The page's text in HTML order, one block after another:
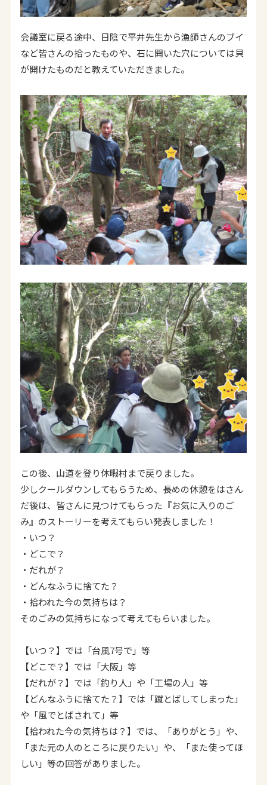
会議室に戻る途中、日陰で平井先生から漁師さんのブイ
など皆さんの拾ったものや、石に開いた穴については貝
が開けたものだと教えていただきました。
この後、山道を登り休暇村まで戻りました。
少しクールダウンしてもらうため、長めの休憩をはさん
だ後は、皆さんに見つけてもらった『お気に入りのご
み』のストーリーを考えてもらい発表しました！
・いつ？
・どこで？
・だれが？
・どんなふうに捨てた？
・拾われた今の気持ちは？
そのごみの気持ちになって考えてもらいました。
【いつ？】では「台風7号で」等
【どこで？】では「大阪」等
【だれが？】では「釣り人」や「工場の人」等
【どんなふうに捨てた？】では「蹴とばしてしまった」
や「風でとばされて」等
【拾われた今の気持ちは？】では、「ありがとう」や、
「また元の人のところに戻りたい」や、「また使ってほ
しい」等の回答がありました。